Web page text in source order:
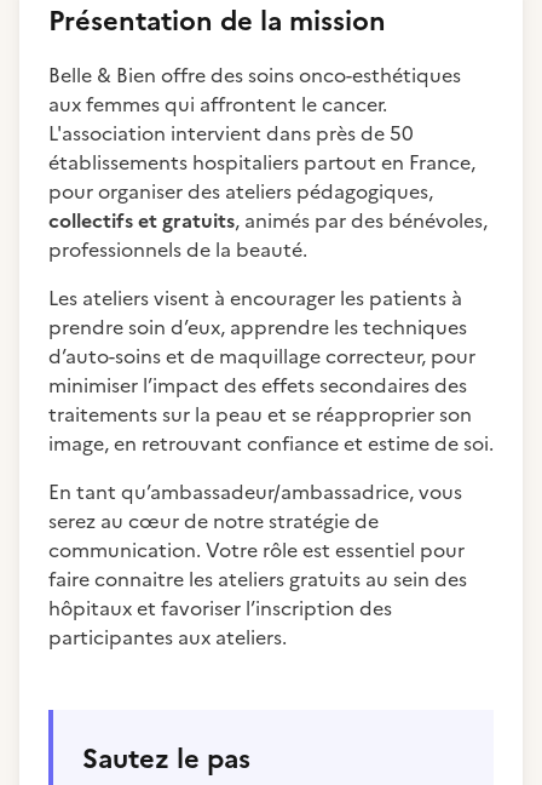
Présentation de la mission
Belle & Bien offre des soins onco-esthétiques
aux femmes qui affrontent le cancer.
L'association intervient dans près de 50
établissements hospitaliers partout en France,
pour organiser des ateliers pédagogiques,
collectifs et gratuits, animés par des bénévoles,
professionnels de la beauté.
Les ateliers visent à encourager les patients à
prendre soin d’eux, apprendre les techniques
d’auto-soins et de maquillage correcteur, pour
minimiser l’impact des effets secondaires des
traitements sur la peau et se réapproprier son
image, en retrouvant confiance et estime de soi.
En tant qu’ambassadeur/ambassadrice, vous
serez au cœur de notre stratégie de
communication. Votre rôle est essentiel pour
faire connaitre les ateliers gratuits au sein des
hôpitaux et favoriser l’inscription des
participantes aux ateliers.
Sautez le pas